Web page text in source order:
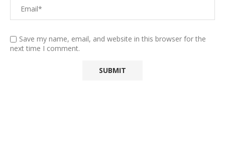
Save my name, email, and website in this browser for the
next time I comment.